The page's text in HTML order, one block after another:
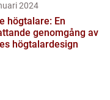
2024
högtalare: En
genomgång av
högtalardesign